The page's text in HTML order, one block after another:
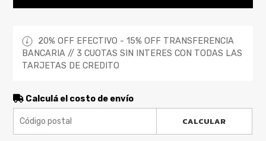
20% OFF EFECTIVO - 15% OFF TRANSFERENCIA
BANCARIA // 3 CUOTAS SIN INTERES CON TODAS LAS
TARJETAS DE CREDITO
Calculá el costo de envío
CALCULAR